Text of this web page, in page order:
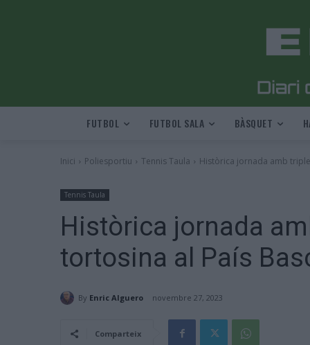
FUTBOL FUTBOL SALA BÀSQUET
Inici Poliesportiu Tennis Taula Històrica jornada amb
Tennis Taula
Històrica jornada
tortosina al País
By Enric Alguero novembre 27, 2023
Comparteix